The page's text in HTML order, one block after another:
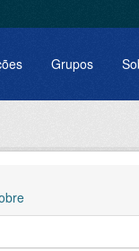
Grupos